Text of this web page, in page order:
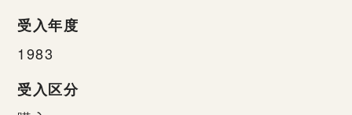
受入年度
1983
受入区分